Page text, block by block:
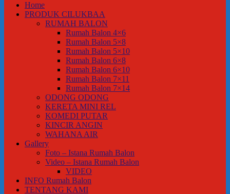
Home
PRODUK CILUKBAA
RUMAH BALON
Rumah Balon 4×6
Rumah Balon 5×8
Rumah Balon 5×10
Rumah Balon 6×8
Rumah Balon 6×10
Rumah Balon 7×11
Rumah Balon 7×14
ODONG ODONG
KERETA MINI REL
KOMEDI PUTAR
KINCIR ANGIN
WAHANA AIR
Gallery
Foto – Istana Rumah Balon
Video – Istana Rumah Balon
VIDEO
INFO Rumah Balon
TENTANG KAMI